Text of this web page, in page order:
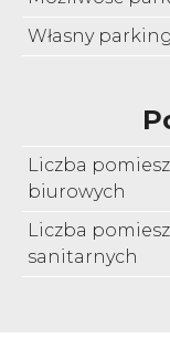
Własny parking
Liczba
biurowych
Liczba
sanitarnych